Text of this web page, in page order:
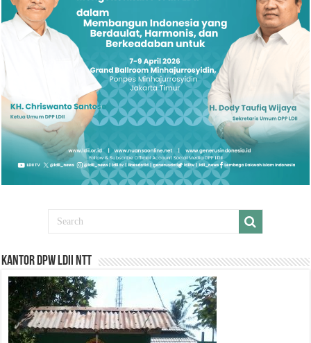
Kantor DPW LDII NTT